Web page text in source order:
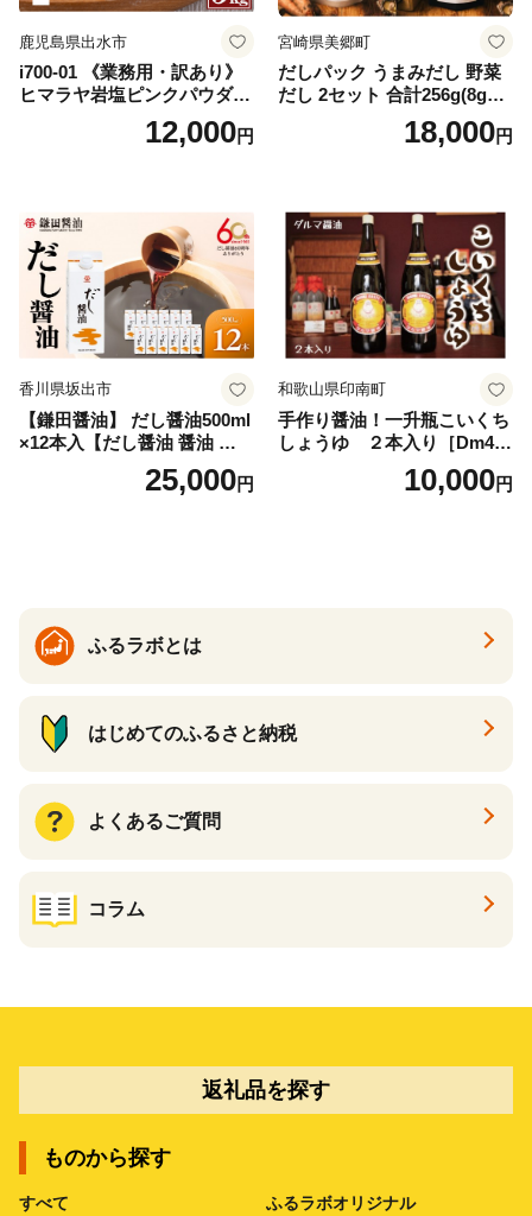
鹿児島県出水市
i700-01 《業務用・訳あり》
ヒマラヤ岩塩ピンクパウダー
タイプ(5kg) 岩塩 塩 調味料
しお 保存料不使用 天然 パウ
ティースマイル】
12,000円
宮崎県美郷町
だしパック うまみだし 野菜
だし 2セット 合計256g(8g×8
パック×2種×2セット) [岡田商
店 宮崎県 美郷町 31ac0069]
18,000円
香川県坂出市
【鎌田醤油】 だし醤油500ml
×12本入【だし醤油 醤油 人気
おすすめ 人気だし醤油 出汁
25,000円
和歌山県印南町
手作り醤油！一升瓶こいくち
しょうゆ ２本入り［Dm4］
｜手作り 醤油 和歌山県 印南
町 一升瓶 こいくちしょうゆ
10,000円
ふるラボとは
はじめてのふるさと納税
よくあるご質問
コラム
返礼品を探す
ものから探す
すべて ふるラボオリジナル